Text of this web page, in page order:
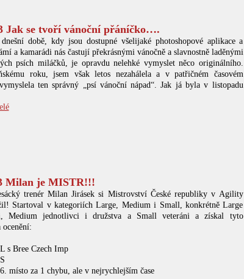
Jak se tvoří vánoční přáníčko….
době, kdy jsou dostupné všelijaké photoshopové aplikace a
a kamarádi nás častují překrásnými vánočně a slavnostně laděnými
psích miláčků, je opravdu nelehké vymyslet něco originálního.
roku, jsem však letos nezahálela a v patřičném časovém
ten správný „psí vánoční nápad“. Jak já byla v listopadu
Milan je MISTR!!!
trenér Milan Jirásek si Mistrovství České republiky v Agility
Startoval v kategoriích Large, Medium i Small, konkrétně Large
Medium jednotlivci i družstva a Small veteráni a získal tyto
ocenění:
s Bree Czech Imp
místo za 1 chybu, ale v nejrychlejším čase